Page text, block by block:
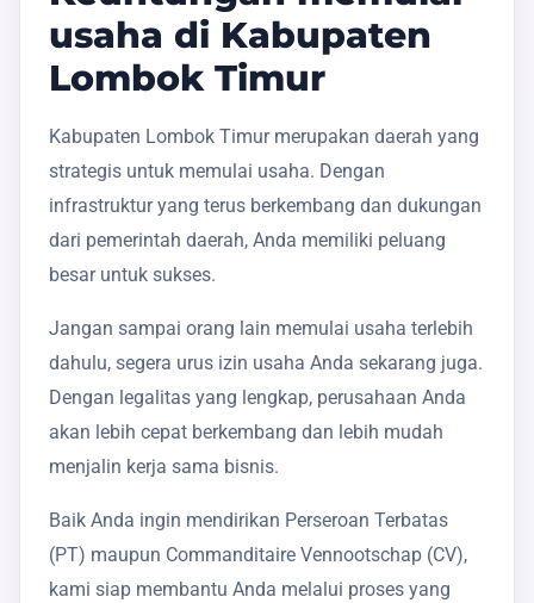
usaha di Kabupaten
Lombok Timur
Kabupaten Lombok Timur merupakan daerah yang
strategis untuk memulai usaha. Dengan
infrastruktur yang terus berkembang dan dukungan
dari pemerintah daerah, Anda memiliki peluang
besar untuk sukses.
Jangan sampai orang lain memulai usaha terlebih
dahulu, segera urus izin usaha Anda sekarang juga.
Dengan legalitas yang lengkap, perusahaan Anda
akan lebih cepat berkembang dan lebih mudah
menjalin kerja sama bisnis.
Baik Anda ingin mendirikan Perseroan Terbatas
(PT) maupun Commanditaire Vennootschap (CV),
kami siap membantu Anda melalui proses yang